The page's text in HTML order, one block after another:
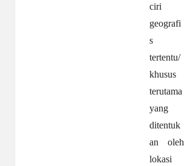
ciri
geografi
s
tertentu/
khusus
terutama
yang
ditentuk
an oleh
lokasi